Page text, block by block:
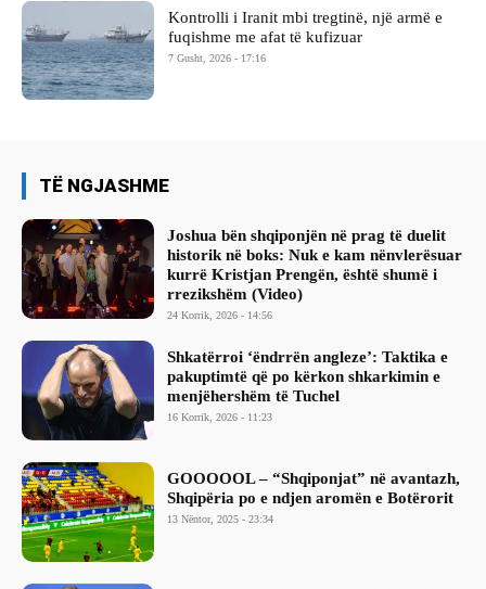
Kontrolli i Iranit mbi tregtinë, një armë e
fuqishme me afat të kufizuar
7 Gusht, 2026 - 17:16
TË NGJASHME
Joshua bën shqiponjën në prag të duelit
historik në boks: Nuk e kam nënvlerësuar
kurrë Kristjan Prengën, është shumë i
rrezikshëm (Video)
24 Korrik, 2026 - 14:56
Shkatërroi ‘ëndrrën angleze’: Taktika e
pakuptimtë që po kërkon shkarkimin e
menjëhershëm të Tuchel
16 Korrik, 2026 - 11:23
GOOOOOL – “Shqiponjat” në avantazh,
Shqipëria po e ndjen aromën e Botërorit
13 Nëntor, 2025 - 23:34